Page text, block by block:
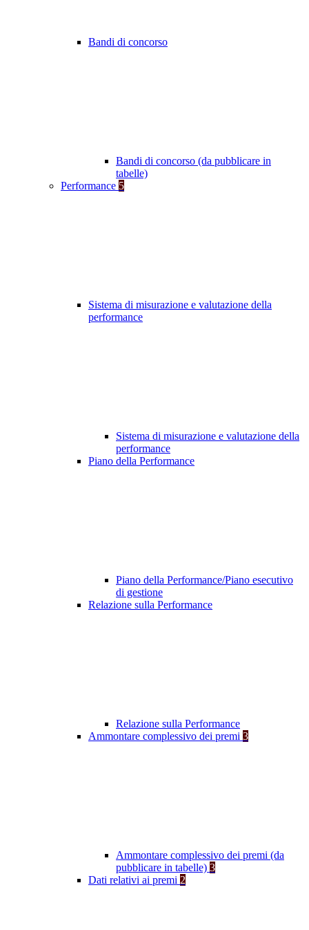
Bandi di concorso
Bandi di concorso (da pubblicare in
tabelle)
Performance 5
Sistema di misurazione e valutazione della
performance
Sistema di misurazione e valutazione della
performance
Piano della Performance
Piano della Performance/Piano esecutivo
di gestione
Relazione sulla Performance
Relazione sulla Performance
Ammontare complessivo dei premi 3
Ammontare complessivo dei premi (da
pubblicare in tabelle) 3
Dati relativi ai premi 2